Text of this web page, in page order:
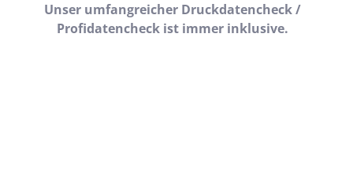
Unser umfangreicher Druckdatencheck /
Profidatencheck ist immer inklusive.